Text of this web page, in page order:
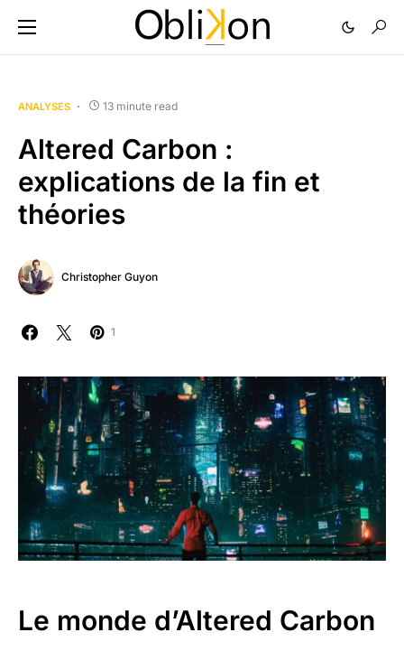
ANALYSES 13 minute read
Altered Carbon :
explications de la fin et
théories
Christopher Guyon
1
Le monde d’Altered Carbon